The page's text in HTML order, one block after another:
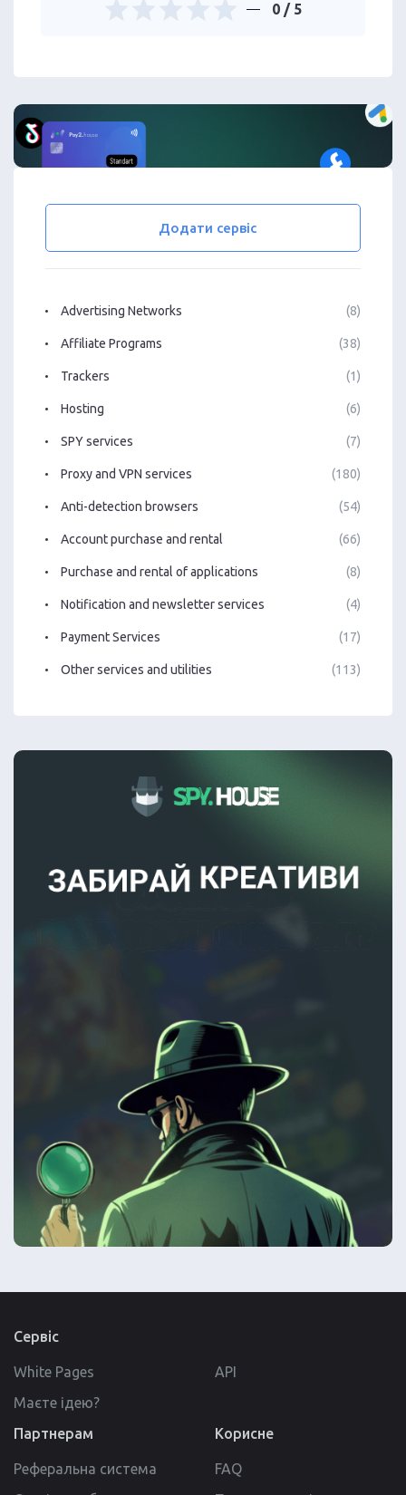
0 / 5
Додати сервіс
Advertising Networks (8)
Affiliate Programs (38)
Trackers (1)
Hosting (6)
SPY services (7)
Proxy and VPN services (180)
Anti-detection browsers (54)
Account purchase and rental (66)
Purchase and rental of applications (8)
Notification and newsletter services (4)
Payment Services (17)
Other services and utilities (113)
Сервіс
White Pages
API
Маєте ідею?
Партнерам
Реферальна система
Корисне
FAQ